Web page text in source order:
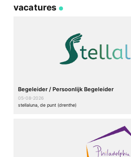
vacatures
Begeleider / Persoonlijk Begeleider
05-08-2026
stellaluna, de punt (drenthe)